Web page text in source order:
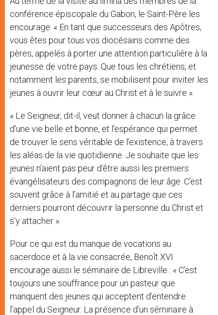
conférence épiscopale du Gabon, le Saint-Père les
encourage: « En tant que successeurs des Apôtres,
vous êtes pour tous vos diocésains comme des
pères, appelés à porter une attention particulière à la
jeunesse de votre pays. Que tous les chrétiens, et
notamment les parents, se mobilisent pour inviter les
jeunes à ouvrir leur cœur au Christ et à le suivre ».
« Le Seigneur, dit-il, veut donner à chacun la grâce
d’une vie belle et bonne, et l’espérance qui permet
de trouver le sens véritable de l’existence, à travers
les aléas de la vie quotidienne. Je souhaite que les
jeunes n’aient pas peur d’être aussi les premiers
évangélisateurs des compagnons de leur âge. C’est
souvent grâce à l’amitié et au partage que ces
derniers pourront découvrir la personne du Christ et
s’y attacher ».
Pour ce qui est du manque de vocations au
sacerdoce et à la vie consacrée, Benoît XVI
encourage aussi le séminaire de Libreville : « C’est
toujours une souffrance pour un pasteur que
manquent des jeunes qui acceptent d’entendre
l’appel du Seigneur. La présence d’un séminaire à